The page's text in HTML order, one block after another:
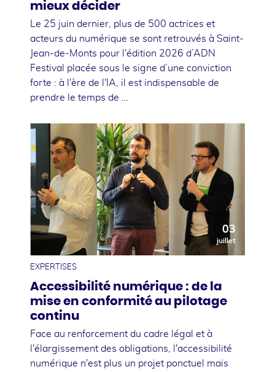
mieux décider
Le 25 juin dernier, plus de 500 actrices et
acteurs du numérique se sont retrouvés à Saint-
Jean-de-Monts pour l'édition 2026 d’ADN
Festival placée sous le signe d’une conviction
forte : à l'ère de l'IA, il est indispensable de
prendre le temps de …
03
juillet
EXPERTISES
Accessibilité numérique : de la
mise en conformité au pilotage
continu
Face au renforcement du cadre légal et à
l'élargissement des obligations, l'accessibilité
numérique n'est plus un projet ponctuel mais